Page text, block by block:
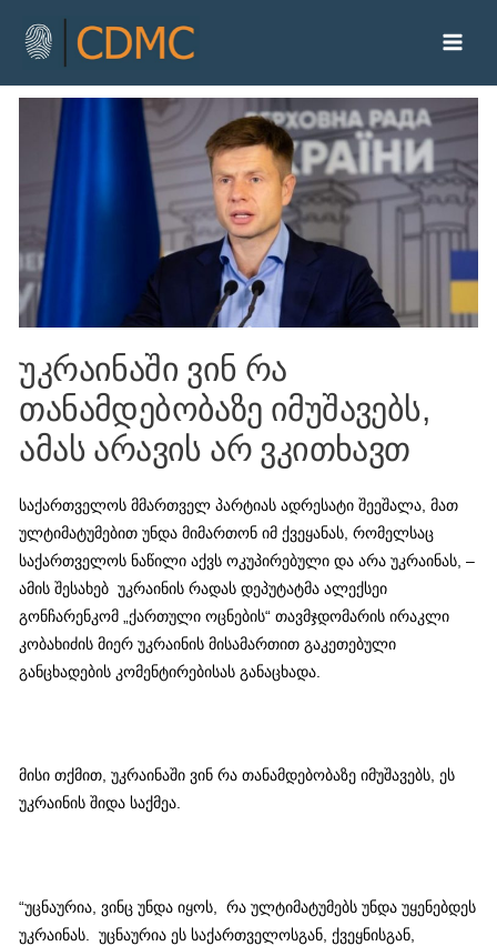
უკრაინაში ვინ რა
თანამდებობაზე იმუშავებს,
ამას არავის არ ვკითხავთ
საქართველოს მმართველ პარტიას ადრესატი შეეშალა, მათ
ულტიმატუმებით უნდა მიმართონ იმ ქვეყანას, რომელსაც
საქართველოს ნაწილი აქვს ოკუპირებული და არა უკრაინას, –
ამის შესახებ უკრაინის რადას დეპუტატმა ალექსეი
გონჩარენკომ „ქართული ოცნების“ თავმჯდომარის ირაკლი
კობახიძის მიერ უკრაინის მისამართით გაკეთებული
განცხადების კომენტირებისას განაცხადა.
მისი თქმით, უკრაინაში ვინ რა თანამდებობაზე იმუშავებს, ეს
უკრაინის შიდა საქმეა.
“უცნაურია, ვინც უნდა იყოს, რა ულტიმატუმებს უნდა უყენებდეს
უკრაინას. უცნაურია ეს საქართველოსგან, ქვეყნისგან,